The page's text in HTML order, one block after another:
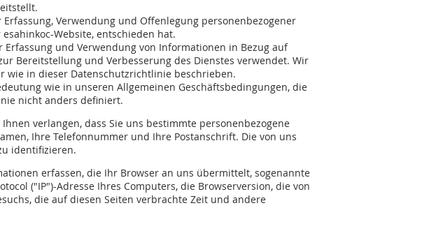
Verwendung und Offenlegung personenbezogener
Website, entschieden hat.
und Verwendung von Informationen in Bezug auf
Bereitstellung und Verbesserung des Dienstes verwendet. Wir
in dieser Datenschutzrichtlinie beschrieben.
wie in unseren Allgemeinen Geschäftsbedingungen, die
nicht anders definiert.
verlangen, dass Sie uns bestimmte personenbezogene
Ihre Telefonnummer und Ihre Postanschrift. Die von uns
identifizieren.
erfassen, die Ihr Browser an uns übermittelt, sogenannte
("IP")-Adresse Ihres Computers, die Browserversion, die von
die auf diesen Seiten verbrachte Zeit und andere